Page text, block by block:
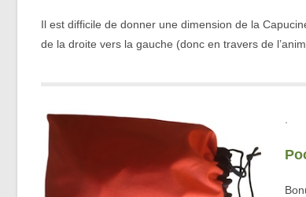
Il est difficile de donner une dimension de la
de la droite vers la gauche (donc en travers de